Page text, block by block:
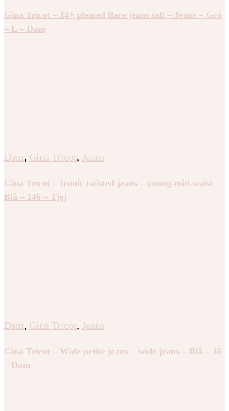
Gina Tricot – 14+ pleated flare jeans tall – Jeans – Grå
– L – Dam
Dam, Gina Tricot, Jeans
Gina Tricot – Iconic twisted jeans – young-mid-waist –
Blå – 146 – Tjej
Dam, Gina Tricot, Jeans
Gina Tricot – Wide petite jeans – wide jeans – Blå – 36
– Dam